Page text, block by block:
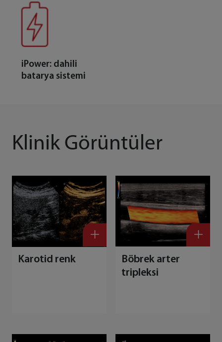
iPower: dahili
batarya sistemi
Klinik Görüntüler
Karotid renk
Böbrek arter
tripleksi